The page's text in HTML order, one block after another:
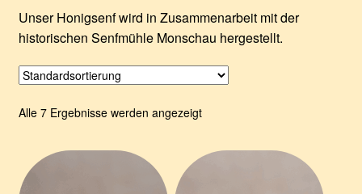
n
n
Unser Honigsenf wird in Zusammenarbeit mit der
historischen Senfmühle Monschau hergestellt.
Alle 7 Ergebnisse werden angezeigt